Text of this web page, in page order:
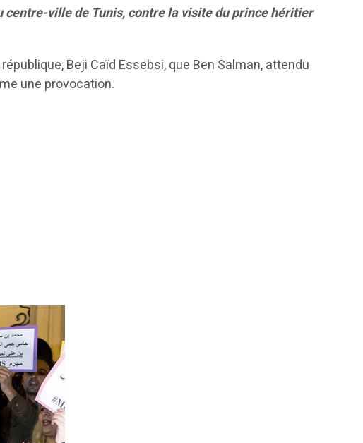
ville de Tunis, contre la visite du prince héritier
Beji Caïd Essebsi, que Ben Salman, attendu
une provocation.